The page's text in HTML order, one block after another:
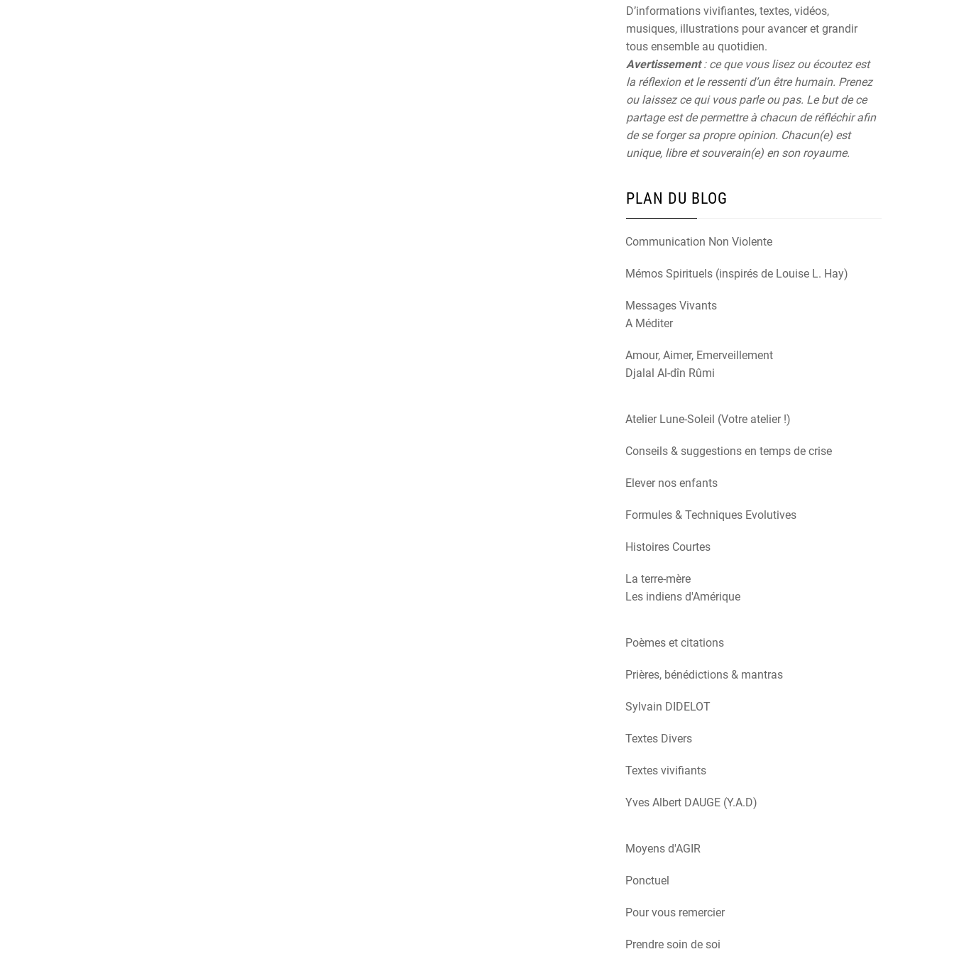
D’informations vivifiantes, textes, vidéos,
musiques, illustrations pour avancer et grandir
tous ensemble au quotidien.
Avertissement: ce que vous lisez ou écoutez est
la réflexion et le ressenti d’un être humain. Prenez
ou laissez ce qui vous parle ou pas. Le but de ce
partage est de permettre à chacun de réfléchir afin
de se forger sa propre opinion. Chacun(e) est
unique, libre et souverain(e) en son royaume.
PLAN DU BLOG
Communication Non Violente
Mémos Spirituels (inspirés de Louise L. Hay)
Messages Vivants
A Méditer
Amour, Aimer, Emerveillement
Djalal Al-dîn Rûmi
Atelier Lune-Soleil (Votre atelier !)
Conseils & suggestions en temps de crise
Elever nos enfants
Formules & Techniques Evolutives
Histoires Courtes
La terre-mère
Les indiens d'Amérique
Poèmes et citations
Prières, bénédictions & mantras
Sylvain DIDELOT
Textes Divers
Textes vivifiants
Yves Albert DAUGE (Y.A.D)
Moyens d'AGIR
Ponctuel
Pour vous remercier
Prendre soin de soi